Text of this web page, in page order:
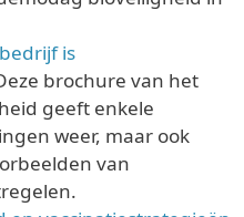
is
brochure van het
geeft enkele
weer, maar ook
van